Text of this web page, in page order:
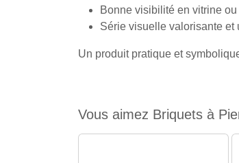
Bonne visibilité en vitrine
Série visuelle valorisante et
Un produit pratique et
Vous aimez Briquets à